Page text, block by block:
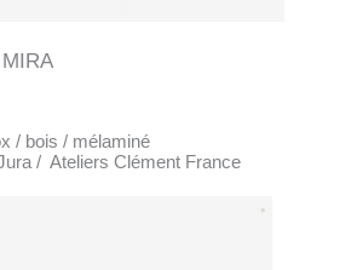
/ bois / mélaminé
/ Ateliers Clément France